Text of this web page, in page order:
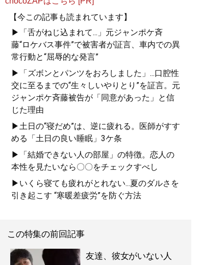
【今この記事も読まれています】
▶「舌がねじ込まれて...」元ジャンポケ斉
藤“ロケバス事件”で被害者が証言、車内での異
常行動と“屈辱的な発言”
▶「ズボンとパンツをおろしました」...口腔性
交に至るまでの“生々しいやりとり”を証言。元
ジャンポケ斉藤被告が「同意があった」と信
じた理由
▶土日の“寝だめ”は、逆に疲れる。医師がすす
める「土日の良い睡眠」3ケ条
▶「結婚できない人の部屋」の特徴。恋人の
本性を見たいなら〇〇をチェックすべし
▶いくら寝ても疲れがとれない...夏のダルさを
引き起こす “寒暖差疲労”を防ぐ方法
この特集の前回記事
友達、彼女がいない人